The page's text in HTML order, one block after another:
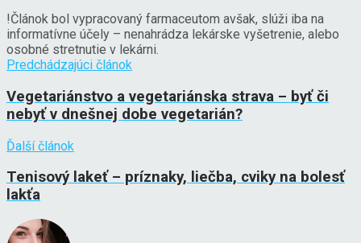
!Článok bol vypracovaný farmaceutom avšak, slúži iba na
informatívne účely – nenahrádza lekárske vyšetrenie, alebo
osobné stretnutie v lekárni.
Predchádzajúci článok
Vegetariánstvo a vegetariánska strava – byť či
nebyť v dnešnej dobe vegetarián?
Ďalší článok
Tenisový lakeť – príznaky, liečba, cviky na bolesť
lakťa